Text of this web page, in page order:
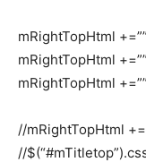
mRightTopHtml
mRightTopHtml
mRightTopHtml
//mRightTopHtml
//